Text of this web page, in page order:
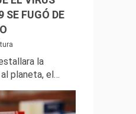
SE FUGÓ DE
la
planeta, el…